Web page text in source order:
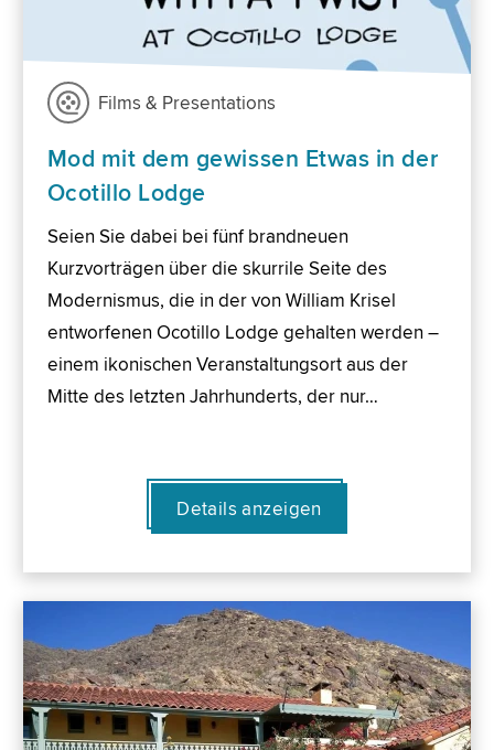
Films & Presentations
Mod mit dem gewissen Etwas in der
Ocotillo Lodge
Seien Sie dabei bei fünf brandneuen
Kurzvorträgen über die skurrile Seite des
Modernismus, die in der von William Krisel
entworfenen Ocotillo Lodge gehalten werden –
einem ikonischen Veranstaltungsort aus der
Mitte des letzten Jahrhunderts, der nur…
Details anzeigen